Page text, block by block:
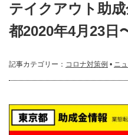
テイクアウト助
都2020年4月23日
記事カテゴリー： コロナ対策例 • ニ